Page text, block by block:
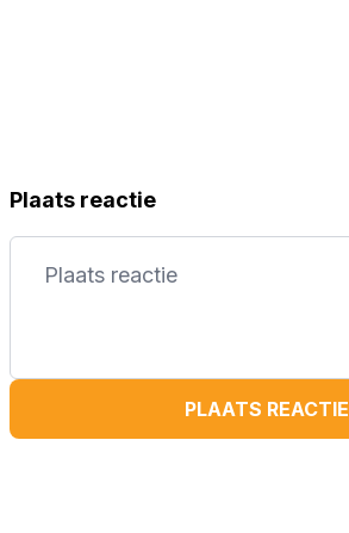
Plaats reactie
PLAATS REACTIE